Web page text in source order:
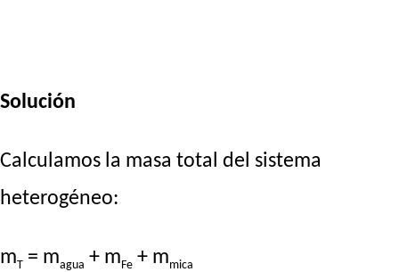
Solución
Calculamos la masa total del sistema
heterogéneo:
mT = magua + m Fe + mmica